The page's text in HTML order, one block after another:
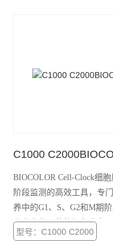
BIOCOLOR Cell-Clock细
阶段监测的高效工具，专
养中的G1、S、G2和M期
胞中产生显著的颜色变化
观察细胞周期变化。Cell-
型号：C1000 C2000